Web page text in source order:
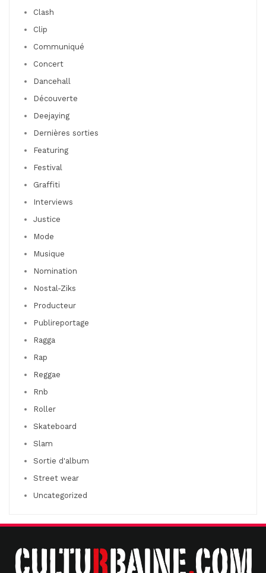
Clash
Clip
Communiqué
Concert
Dancehall
Découverte
Deejaying
Dernières sorties
Featuring
Festival
Graffiti
Interviews
Justice
Mode
Musique
Nomination
Nostal-Ziks
Producteur
Publireportage
Ragga
Rap
Reggae
Rnb
Roller
Skateboard
Slam
Sortie d'album
Street wear
Uncategorized